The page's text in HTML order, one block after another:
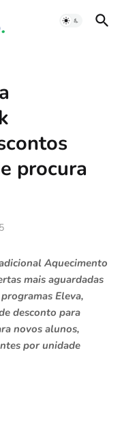
procura
Aquecimento
mais aguardadas
Eleva,
desconto para
novos alunos,
por unidade